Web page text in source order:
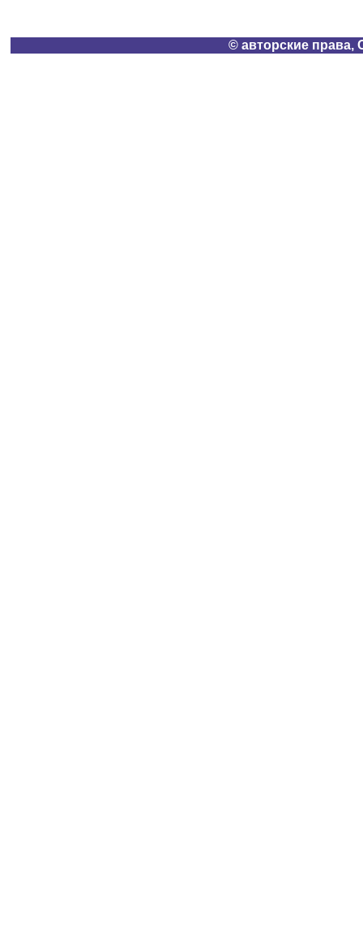
© авторские